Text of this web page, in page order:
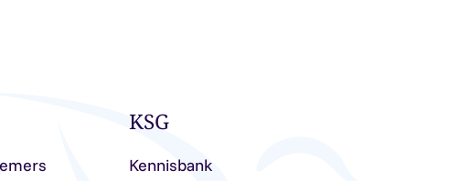
KSG
Kennisbank